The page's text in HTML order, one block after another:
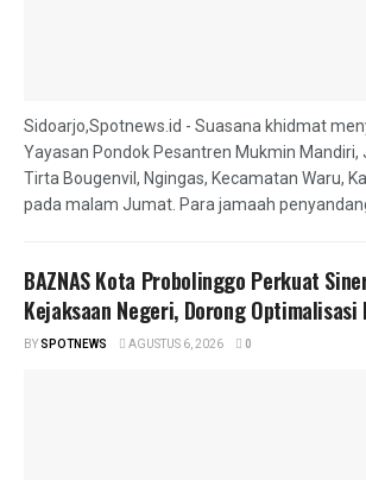
Sidoarjo,Spotnews.id - Suasana khidmat
Yayasan Pondok Pesantren Mukmin Mandiri,
Tirta Bougenvil, Ngingas, Kecamatan Waru,
pada malam Jumat. Para jamaah
BAZNAS Kota Probolinggo Perkuat
Kejaksaan Negeri, Dorong Optimalisasi
BYSPOTNEWS AGUSTUS 6, 2026 0